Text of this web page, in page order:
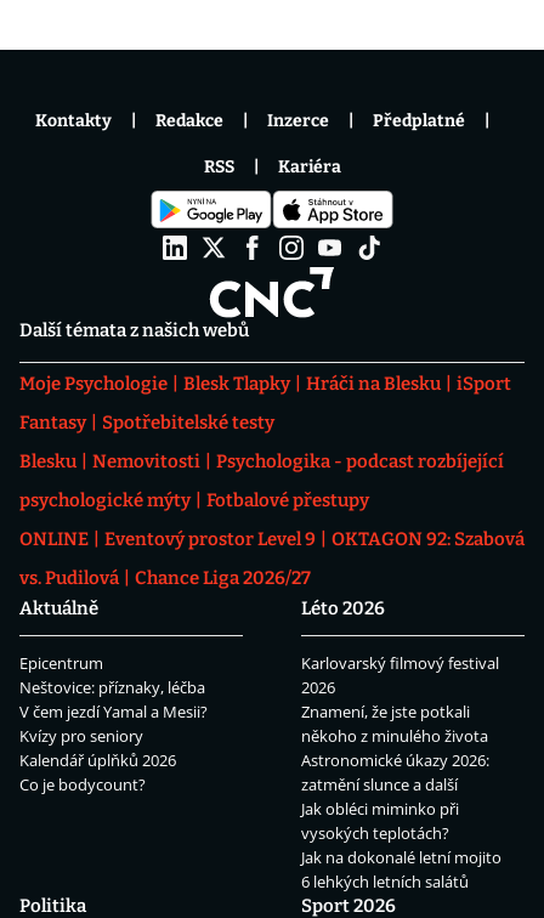
Další témata z našich webů
Moje Psychologie Blesk Tlapky Hráči na Blesku
iSport
Fantasy
Spotřebitelské testy
Blesku
Nemovitosti
Psychologika - podcast rozbíjející
psychologické mýty
Fotbalové přestupy
ONLINE
Eventový prostor Level 9
OKTAGON 92: Szabová
vs. Pudilová
Chance Liga 2026/27
Aktuálně
Epicentrum
Neštovice: příznaky, léčba
V čem jezdí Yamal a Mesii?
Kvízy pro seniory
Kalendář úplňků 2026
Co je bodycount?
Léto 2026
Karlovarský filmový festival
2026
Znamení, že jste potkali
někoho z minulého života
Astronomické úkazy 2026:
zatmění slunce a další
Jak obléci miminko při
vysokých teplotách?
Jak na dokonalé letní mojito
6 lehkých letních salátů
Politika
Sport 2026
Kontakty Redakce Inzerce Předplatné
RSS Kariéra